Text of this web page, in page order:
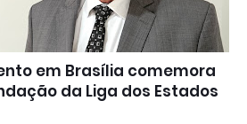
em Brasília comemora
da Liga dos Estados